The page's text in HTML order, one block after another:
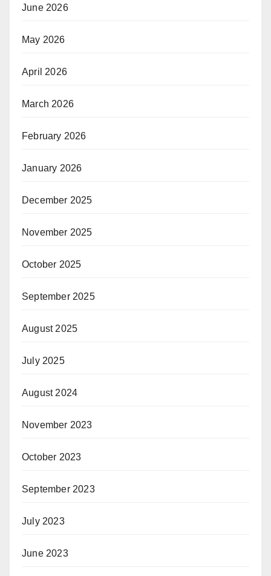
June 2026
May 2026
April 2026
March 2026
February 2026
January 2026
December 2025
November 2025
October 2025
September 2025
August 2025
July 2025
August 2024
November 2023
October 2023
September 2023
July 2023
June 2023